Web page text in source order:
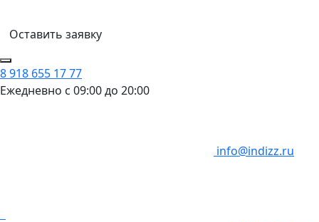
Оставить заявку
8 918 655 17 77
Ежедневно с 09:00 до 20:00
info@indizz.ru